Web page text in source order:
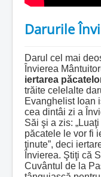
Darurile
Darul cel mai
Învierea
iertarea
trăite celelalte
Evanghelist Ioan
cea dintâi zi a
Săi şi a zis:
păcatele le vor fi
ţinute”, deci
Învierea. Ştiţi că
Cuvântul de la